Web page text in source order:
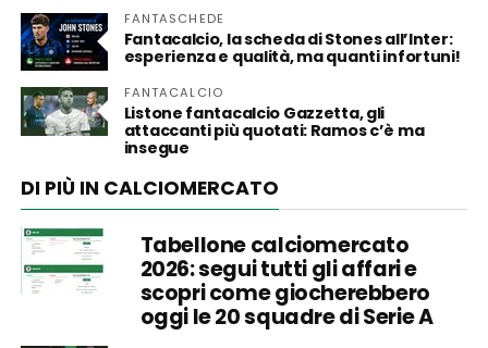
FANTASCHEDE
Fantacalcio, la scheda di Stones all’Inter:
esperienza e qualità, ma quanti infortuni!
FANTACALCIO
Listone fantacalcio Gazzetta, gli
attaccanti più quotati: Ramos c’è ma
insegue
DI PIÙ IN CALCIOMERCATO
Tabellone calciomercato
2026: segui tutti gli affari e
scopri come giocherebbero
oggi le 20 squadre di Serie A